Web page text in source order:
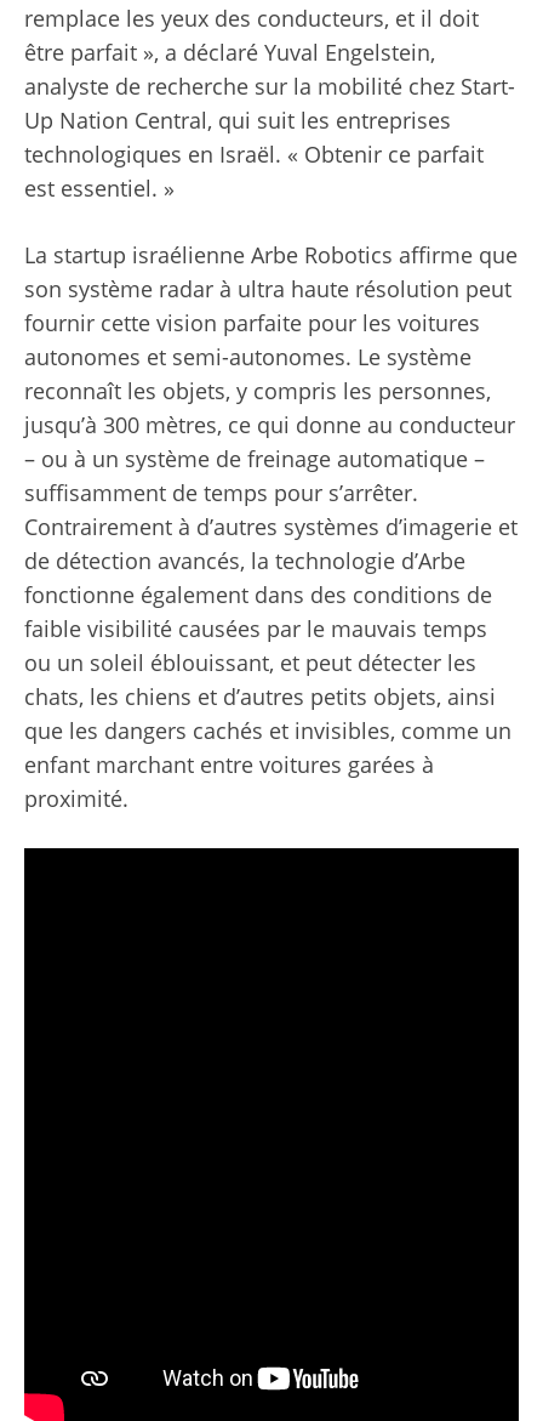
remplace les yeux des conducteurs, et il doit
être parfait », a déclaré Yuval Engelstein,
analyste de recherche sur la mobilité chez Start-
Up Nation Central, qui suit les entreprises
technologiques en Israël. « Obtenir ce parfait
est essentiel. »
La startup israélienne Arbe Robotics affirme que
son système radar à ultra haute résolution peut
fournir cette vision parfaite pour les voitures
autonomes et semi-autonomes. Le système
reconnaît les objets, y compris les personnes,
jusqu’à 300 mètres, ce qui donne au conducteur
– ou à un système de freinage automatique –
suffisamment de temps pour s’arrêter.
Contrairement à d’autres systèmes d’imagerie et
de détection avancés, la technologie d’Arbe
fonctionne également dans des conditions de
faible visibilité causées par le mauvais temps
ou un soleil éblouissant, et peut détecter les
chats, les chiens et d’autres petits objets, ainsi
que les dangers cachés et invisibles, comme un
enfant marchant entre voitures garées à
proximité.